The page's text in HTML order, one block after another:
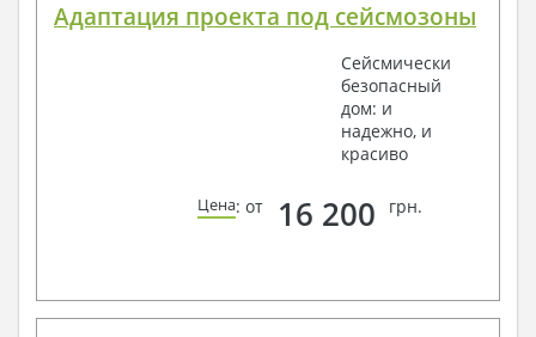
Адаптация проекта под сейсмозоны
Сейсмически
безопасный
дом: и
надежно, и
красиво
Цена: от 16 200 грн.